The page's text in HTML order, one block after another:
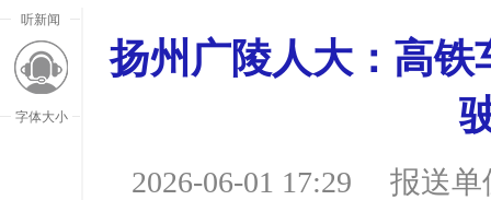
听新闻
字体大小
扬州广陵人大：高铁
2026-06-01 17:29 报送单